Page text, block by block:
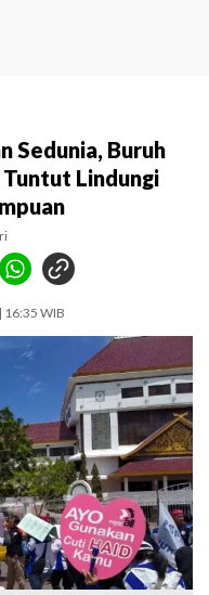
Sedunia, Buruh
Lindungi
16:35 WIB